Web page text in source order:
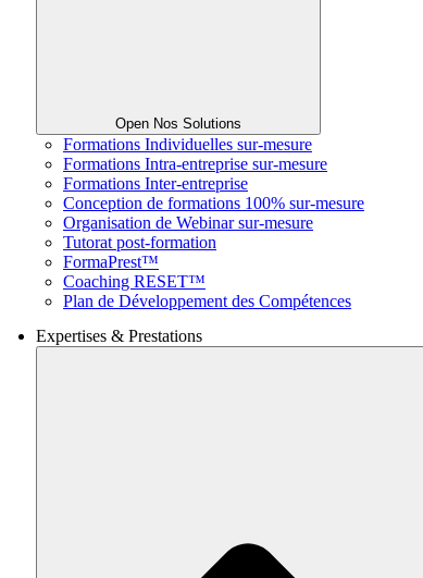
Open Nos Solutions
Formations Individuelles sur-mesure
Formations Intra-entreprise sur-mesure
Formations Inter-entreprise
Conception de formations 100% sur-mesure
Organisation de Webinar sur-mesure
Tutorat post-formation
FormaPrest™
Coaching RESET™
Plan de Développement des Compétences
Expertises & Prestations